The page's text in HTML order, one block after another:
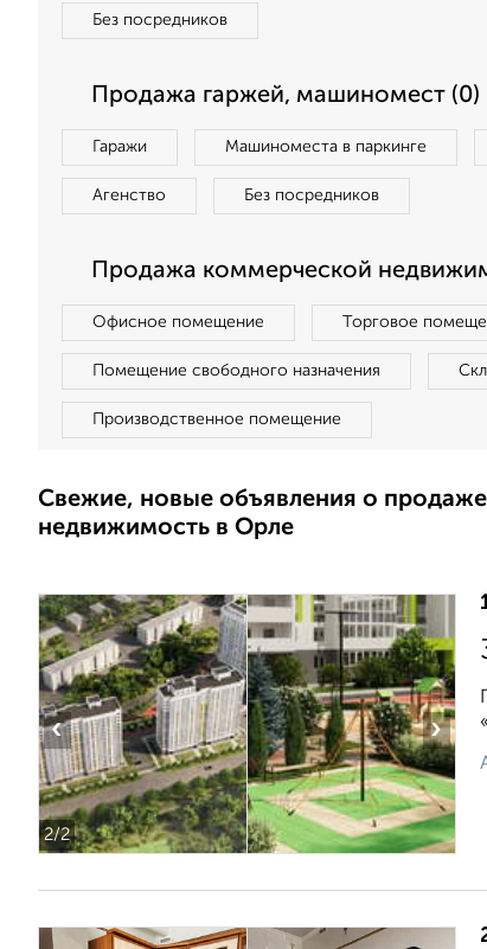
Без посредников
Продажа гаржей, машиномест (0)
Гаражи Машиноместа в паркинге
Агенство Без посредников
Продажа коммерческой
Офисное помещение Торговое
Помещение свободного назначения
Производственное помещение
Свежие, новые объявления о
недвижимость в Орле
2/2
‹ ›